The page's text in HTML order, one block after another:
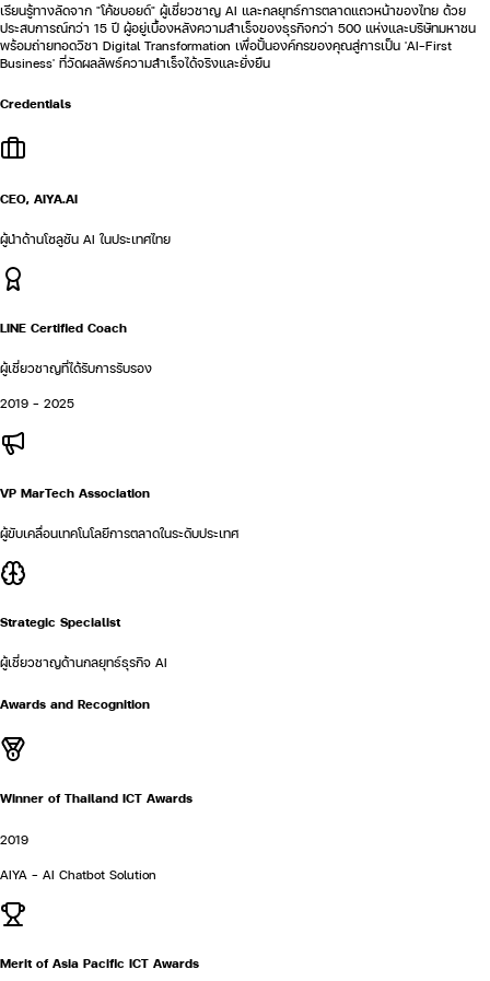
เรียนรู้ทางลัดจาก "โค้ชบอยด์" ผู้เชี่ยวชาญ AI และกลยุทธ์การตลาดแถวหน้าของไทย ด้วย
ประสบการณ์กว่า 15 ปี ผู้อยู่เบื้องหลังความสำเร็จของธุรกิจกว่า 500 แห่งและบริษัทมหาชน
พร้อมถ่ายทอดวิชา Digital Transformation เพื่อปั้นองค์กรของคุณสู่การเป็น 'AI-First
Business' ที่วัดผลลัพธ์ความสำเร็จได้จริงและยั่งยืน
Credentials
CEO, AIYA.AI
ผู้นำด้านโซลูชัน AI ในประเทศไทย
LINE Certified Coach
ผู้เชี่ยวชาญที่ได้รับการรับรอง
2019 - 2025
VP MarTech Association
ผู้ขับเคลื่อนเทคโนโลยีการตลาดในระดับประเทศ
Strategic Specialist
ผู้เชี่ยวชาญด้านกลยุทธ์ธุรกิจ AI
Awards and Recognition
Winner of Thailand ICT Awards
2019
AIYA - AI Chatbot Solution
Merit of Asia Pacific ICT Awards